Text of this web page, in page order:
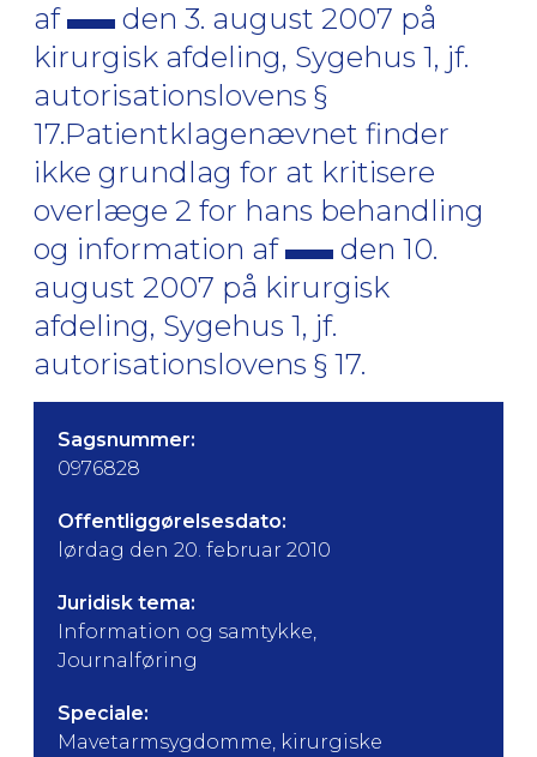
af
den 3. august 2007 på
kirurgisk afdeling, Sygehus 1, jf.
autorisationslovens §
17.Patientklagenævnet finder
ikke grundlag for at kritisere
overlæge 2 for hans behandling
og information af
den 10.
august 2007 på kirurgisk
afdeling, Sygehus 1, jf.
autorisationslovens § 17.
Sagsnummer:
0976828
Offentliggørelsesdato:
lørdag den 20. februar 2010
Juridisk tema:
Information og samtykke,
Journalføring
Speciale:
Mavetarmsygdomme, kirurgiske